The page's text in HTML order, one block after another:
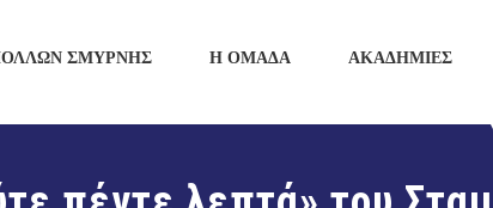
ΣΜΥΡΝΗΣ Η ΟΜΑΔΑ ΑΚΑΔΗΜΙΕΣ